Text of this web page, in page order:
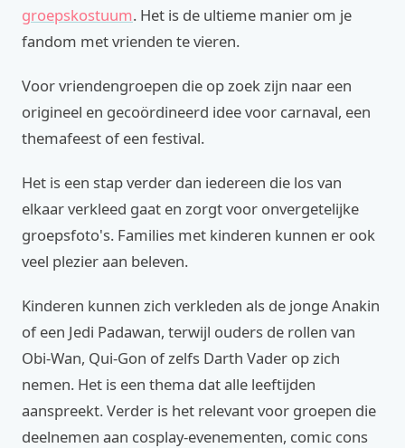
groepskostuum. Het is de ultieme manier om je
fandom met vrienden te vieren.
Voor vriendengroepen die op zoek zijn naar een
origineel en gecoördineerd idee voor carnaval, een
themafeest of een festival.
Het is een stap verder dan iedereen die los van
elkaar verkleed gaat en zorgt voor onvergetelijke
groepsfoto's. Families met kinderen kunnen er ook
veel plezier aan beleven.
Kinderen kunnen zich verkleden als de jonge Anakin
of een Jedi Padawan, terwijl ouders de rollen van
Obi-Wan, Qui-Gon of zelfs Darth Vader op zich
nemen. Het is een thema dat alle leeftijden
aanspreekt. Verder is het relevant voor groepen die
deelnemen aan cosplay-evenementen, comic cons